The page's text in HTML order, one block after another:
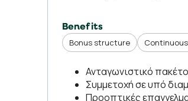
Benefits
Bonus structure
Ανταγωνιστικό
Συμμετοχή σε υπό
Προοπτικές